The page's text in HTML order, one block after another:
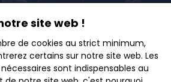
offres exclusives, idées de
pour des escapades inoubliables.
site web !
de cookies au strict minimum,
certains sur notre site web. Les
sont indispensables au